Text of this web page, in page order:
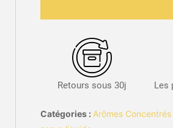
Retours sous 30j Les
Catégories : Arômes